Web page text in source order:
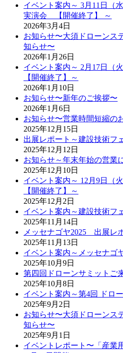
イベント案内～ 3月11日（
実演会 【開催終了】 ～
2026年3月4日
お知らせ〜大須ドローンス
知らせ〜
2026年1月26日
イベント案内～ 2月17日（
【開催終了】～
2026年1月10日
お知らせ〜新年のご挨拶〜
2026年1月6日
お知らせ〜営業時間短縮の
2025年12月15日
出展レポート～建設技術フ
2025年12月12日
お知らせ～年末年始の営業
2025年12月10日
イベント案内～ 12月9日（
【開催終了】～
2025年12月2日
イベント案内～建設技術フ
2025年11月14日
メッセナゴヤ2025 出展レ
2025年11月13日
イベント案内～メッセナゴ
2025年10月9日
第四回ドローンサミットご
2025年10月8日
イベント案内～第4回 ドロ
2025年9月2日
お知らせ〜大須ドローンス
知らせ〜
2025年9月1日
イベントレポート〜「産業